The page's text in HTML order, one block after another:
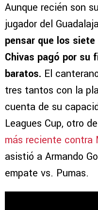
Aunque recién son
jugador del
pensar que los
Chivas pagó por su
baratos. El
tres tantos con la
cuenta de su
Leagues Cup, otro
más reciente contra
asistió a Armando
empate vs. Pumas.